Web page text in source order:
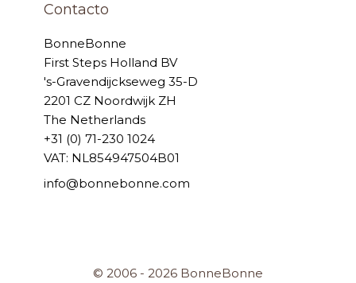
Contacto
BonneBonne
First Steps Holland BV
's-Gravendijckseweg 35-D
2201 CZ Noordwijk ZH
The Netherlands
+31 (0) 71-230 1024
VAT: NL854947504B01
info@bonnebonne.com
© 2006 - 2026 BonneBonne